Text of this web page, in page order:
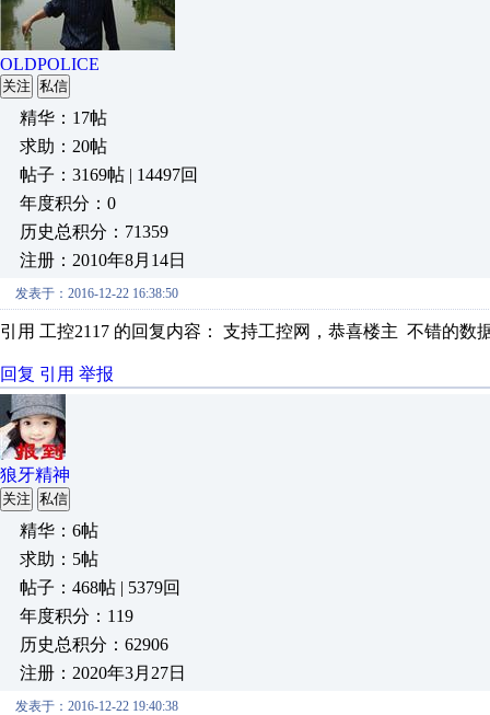
OLDPOLICE
关注 私信
精华：17帖
求助：20帖
帖子：3169帖 | 14497回
年度积分：0
历史总积分：71359
注册：2010年8月14日
发表于：2016-12-22 16:38:50
引用 工控2117 的回复内容： 支持工控网，恭喜楼主 不错的数
回复 引用 举报
狼牙精神
关注 私信
精华：6帖
求助：5帖
帖子：468帖 | 5379回
年度积分：119
历史总积分：62906
注册：2020年3月27日
发表于：2016-12-22 19:40:38